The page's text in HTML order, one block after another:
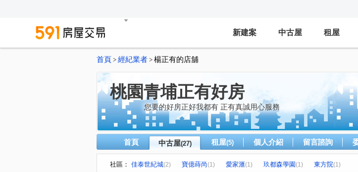
新建案 中古屋 租屋
首頁 > 經紀業者 > 楊正有的店舖
桃園青埔正有好房
您要的好房正好我都有 正有真誠用心服務
首頁 中古屋(27) 租屋(5) 個人介紹 留言諮詢
社區： 佳泰世紀城(2) 寶億蒔尚(1) 愛家滙(1) 玖都森學園(1) 東方院(1)